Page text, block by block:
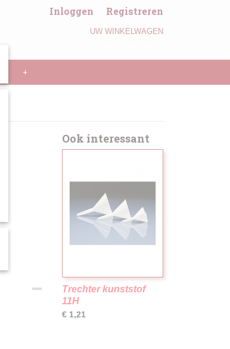
Inloggen Registreren
UW WINKELWAGEN
+
Ook interessant
Trechter kunststof
11H
€ 1,21